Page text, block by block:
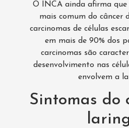
O INCA ainda afirma
mais comum do câncer
carcinomas de células
em mais de 90% dos
carcinomas são
desenvolvimento nas
envolvem a
Sintomas do